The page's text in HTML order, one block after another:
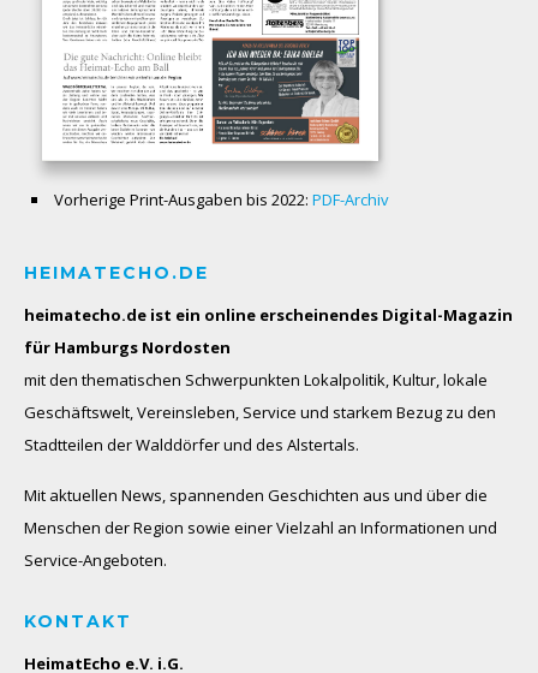
Vorherige Print-Ausgaben bis 2022: PDF-Archiv
HEIMATECHO.DE
heimatecho.de ist ein online erscheinendes Digital-Magazin
für Hamburgs Nordosten
mit den thematischen Schwerpunkten Lokalpolitik, Kultur, lokale
Geschäftswelt, Vereinsleben, Service und starkem Bezug zu den
Stadtteilen der Walddörfer und des Alstertals.
Mit aktuellen News, spannenden Geschichten aus und über die
Menschen der Region sowie einer Vielzahl an Informationen und
Service-Angeboten.
KONTAKT
HeimatEcho e.V. i.G.